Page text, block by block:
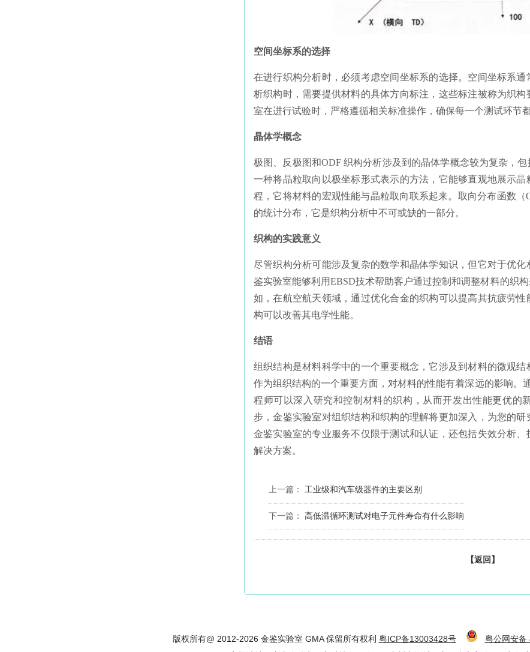
空间坐标系的选择
在进行织构分析时，必须考虑空间坐标系的选择。空间坐标系
析织构时，需要提供材料的具体方向标注，这些标注被称为织
室在进行试验时，严格遵循相关标准操作，确保每一个测试环节
晶体学概念
极图、反极图和ODF 织构分析涉及到的晶体学概念较为复杂，
一种将晶粒取向以极坐标形式表示的方法，它能够直观地展示
程，它将材料的宏观性能与晶粒取向联系起来。取向分布函数
的统计分布，它是织构分析中不可或缺的一部分。
织构的实践意义
尽管织构分析可能涉及复杂的数学和晶体学知识，但它对于优
鉴实验室能够利用EBSD技术帮助客户通过控制和调整材料的织
如，在航空航天领域，通过优化合金的织构可以提高其抗疲劳
构可以改善其电学性能。
结语
组织结构是材料科学中的一个重要概念，它涉及到材料的微观
作为组织结构的一个重要方面，对材料的性能有着深远的影响。
程师可以深入研究和控制材料的织构，从而开发出性能更优的
步，金鉴实验室对组织结构和织构的理解将更加深入，为您的研
金鉴实验室的专业服务不仅限于测试和认证，还包括失效分析
解决方案。
上一篇： 工业级和汽车级器件的主要区别
下一篇： 高低温循环测试对电子元件寿命有什么影响
【返回】
版权所有@ 2012-2026 金鉴实验室 GMA 保留所有权利 粤ICP备13003428号
粤公网安备